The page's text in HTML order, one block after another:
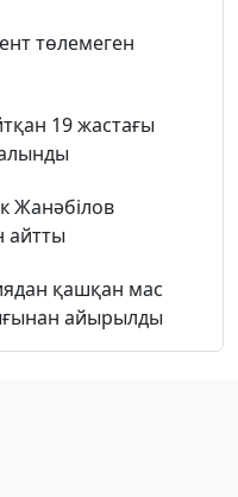
төлемеген
19 жастағы
Жанәбілов
айтты
қашқан мас
айырылды